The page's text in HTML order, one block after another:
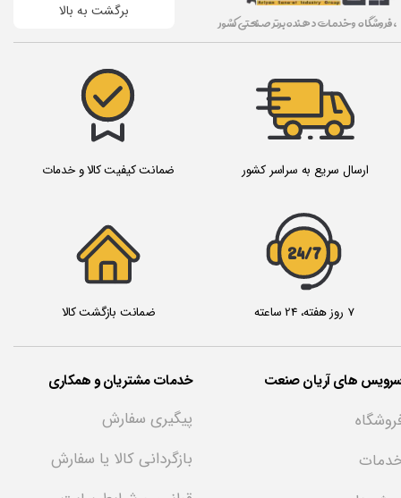
7 روز هفته، 24 ساعته ضمانت بازگشت کالا
ضمانت کیفیت کالا و خدمات
برگشت به بالا ، فروشگاه و خدمات دهنده برتر صنعتی کشور
های آریان صنعت خدمات مشتریان و همکاری
پیگیری سفارش
بازگردانی کالا یا سفارش
ارسال سریع به سراسر کشور
24/7